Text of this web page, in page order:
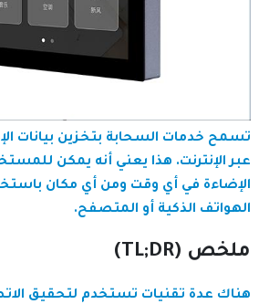
تسمح خدمات السحابة بتخزين بيانات
عبر الإنترنت. هذا يعني أنه يمكن
الإضاءة في أي وقت ومن أي مكان
الهواتف الذكية أو المتصفح.
ملخص (TL;DR)
هناك عدة تقنيات تستخدم لتحقيق